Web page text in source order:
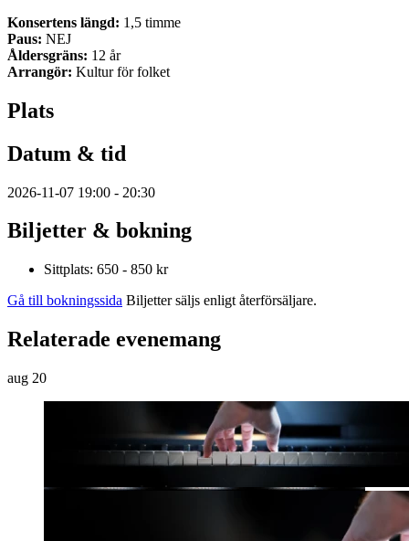
Konsertens längd: 1,5 timme
Paus: NEJ
Åldersgräns: 12 år
Arrangör: Kultur för folket
Plats
Datum & tid
2026-11-07 19:00 - 20:30
Biljetter & bokning
Sittplats: 650 - 850 kr
Gå till bokningssida Biljetter säljs enligt återförsäljare.
Relaterade evenemang
aug 20